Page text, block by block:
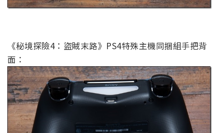
《秘境探險4：盜賊末路》PS4特殊主機同捆組手把背
面：